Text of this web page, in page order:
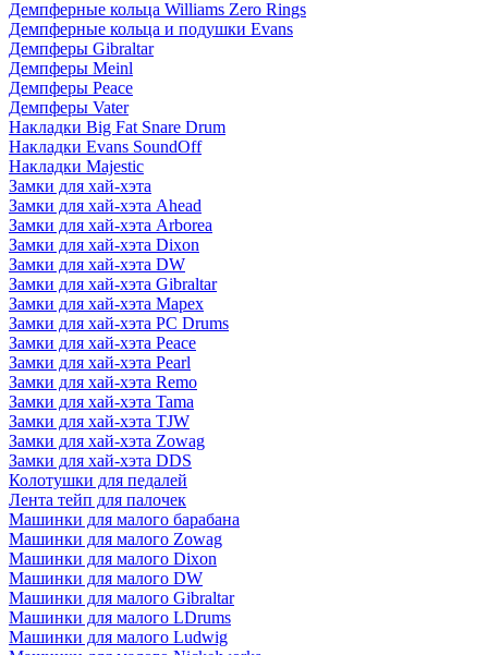
Демпферные кольца Williams Zero Rings
Демпферные кольца и подушки Evans
Демпферы Gibraltar
Демпферы Meinl
Демпферы Peace
Демпферы Vater
Накладки Big Fat Snare Drum
Накладки Evans SoundOff
Накладки Majestic
Замки для хай-хэта
Замки для хай-хэта Ahead
Замки для хай-хэта Arborea
Замки для хай-хэта Dixon
Замки для хай-хэта DW
Замки для хай-хэта Gibraltar
Замки для хай-хэта Mapex
Замки для хай-хэта PC Drums
Замки для хай-хэта Peace
Замки для хай-хэта Pearl
Замки для хай-хэта Remo
Замки для хай-хэта Tama
Замки для хай-хэта TJW
Замки для хай-хэта Zowag
Замки для хай-хэта DDS
Колотушки для педалей
Лента тейп для палочек
Машинки для малого барабана
Машинки для малого Zowag
Машинки для малого Dixon
Машинки для малого DW
Машинки для малого Gibraltar
Машинки для малого LDrums
Машинки для малого Ludwig